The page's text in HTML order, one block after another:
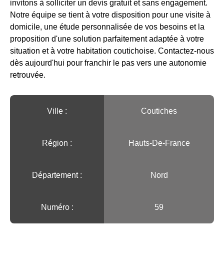
invitons à solliciter un devis gratuit et sans engagement.
Notre équipe se tient à votre disposition pour une visite à
domicile, une étude personnalisée de vos besoins et la
proposition d'une solution parfaitement adaptée à votre
situation et à votre habitation coutichoise. Contactez-nous
dès aujourd'hui pour franchir le pas vers une autonomie
retrouvée.
Ville :️ Coutiches
Région :️ Hauts-De-France
Département : Nord
Numéro : 59